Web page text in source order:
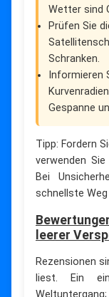
Wetter sind
Prüfen Sie
Schranken.
Informieren
Gespanne
Tipp: Fordern
verwenden
Bei
schnellste
leerer
Rezensionen
liest. Ein